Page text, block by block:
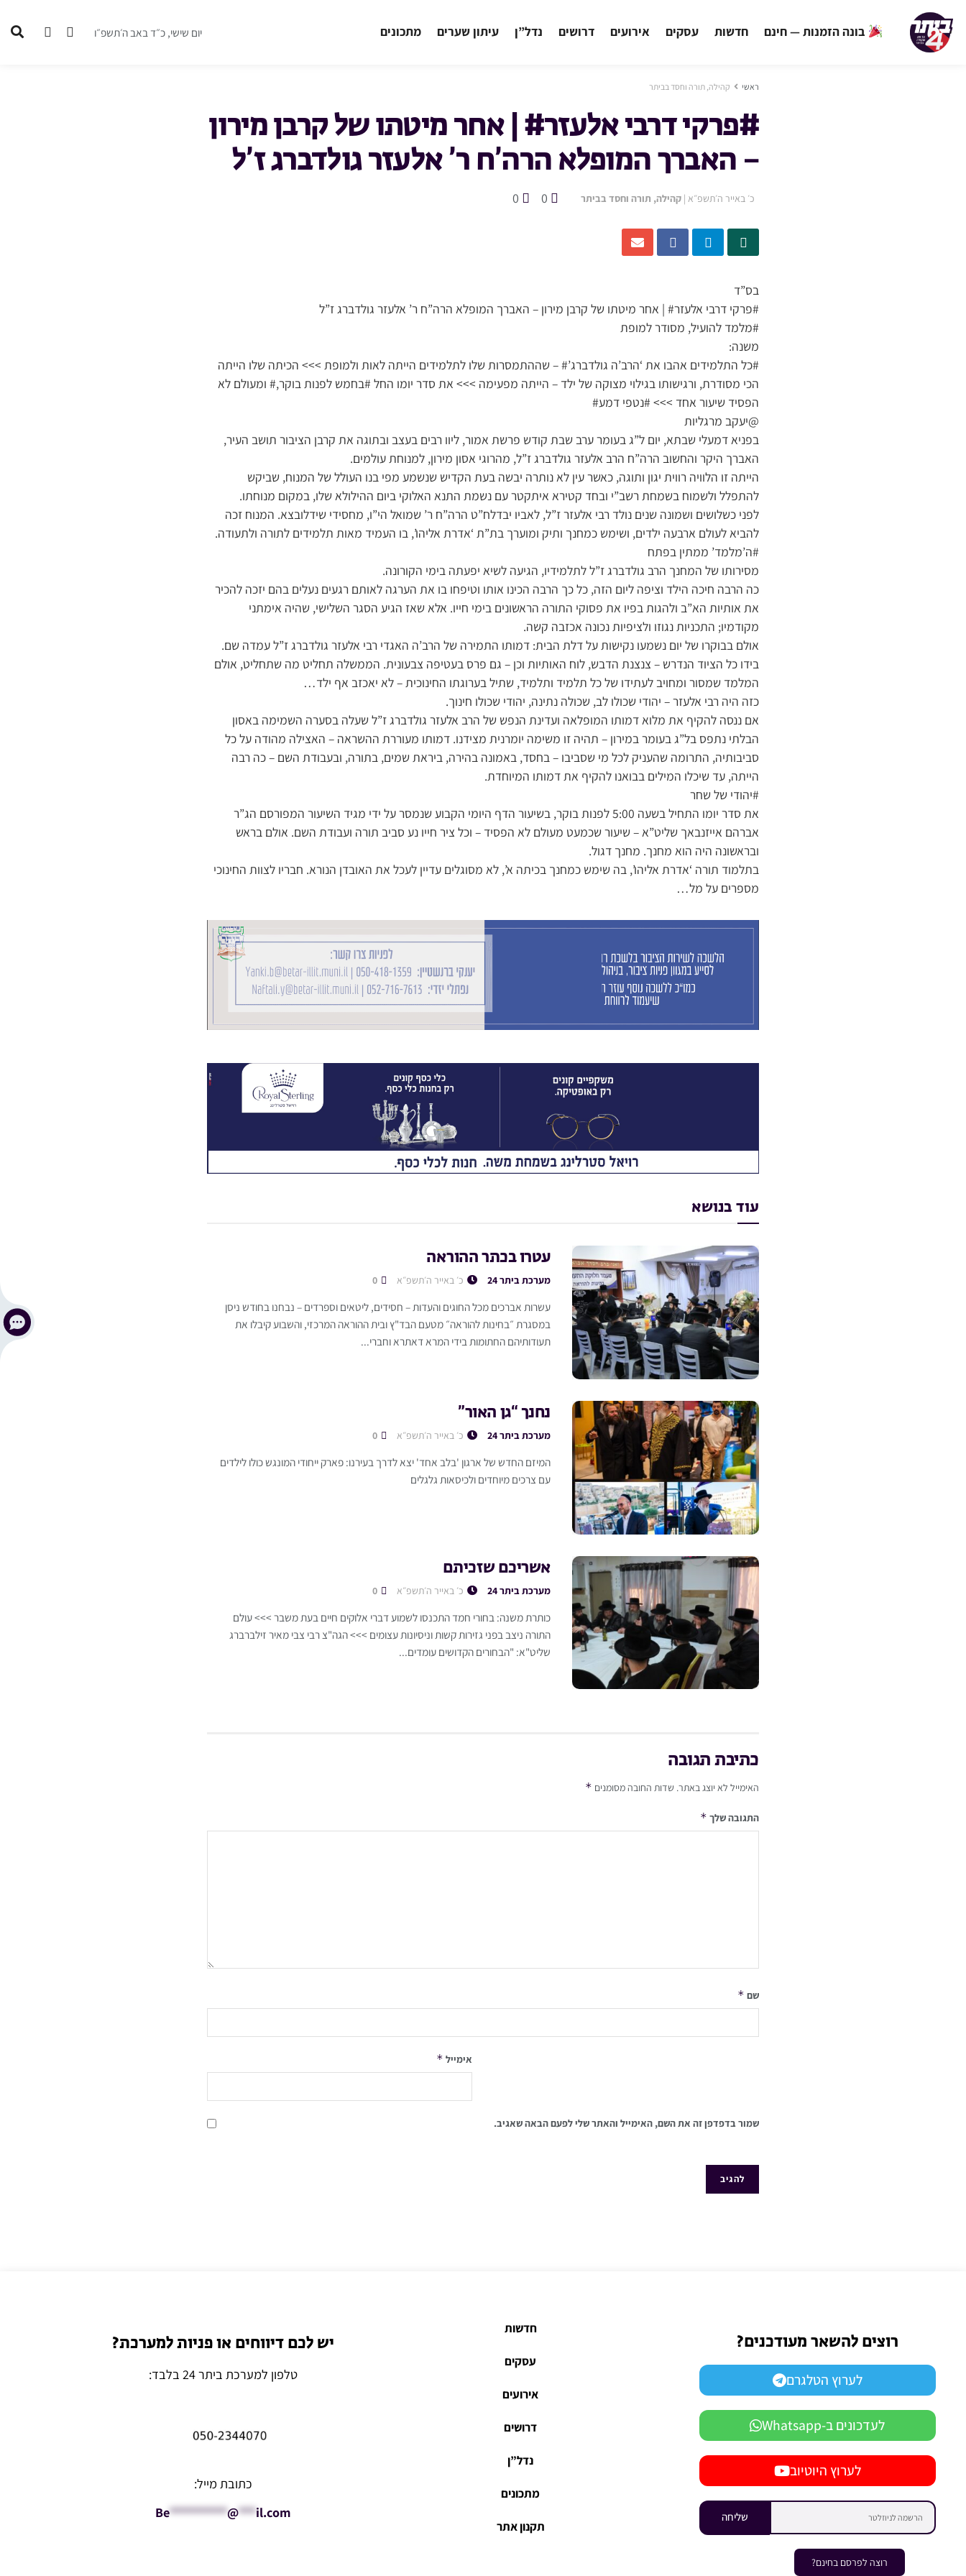
בונה הזמנות — חינם חדשות עסקים אירועים דרושים נדל”ן עיתון שערים מתכונים יום שישי, כ״ד באב ה׳תשפ״ו
ראשי קהילה, תורה וחסד בביתר
#פרקי דרבי אלעזר# | אחר מיטתו של קרבן מירון
– האברך המופלא הרה’ח ר’ אלעזר גולדברג ז’ל
כ׳ באייר ה׳תשפ״א | קהילה, תורה וחסד בביתר 0
0
בס”ד
#פרקי דרבי אלעזר# | אחר מיטתו של קרבן מירון – האברך המופלא הרה”ח ר’ אלעזר גולדברג ז”ל
#מלמד להועיל, מסודר למופת
משנה:
#כל התלמידים אהבו את ‘הרב’ה גולדברג’# – שההתמסרות שלו לתלמידים הייתה לאות ולמופת >>> הכיתה שלו הייתה
הכי מסודרת, ורגישותו בגילוי מצוקה של ילד – הייתה מפעימה >>> את סדר יומו החל #בחמש לפנות בוקר,# ומעולם לא
הפסיד שיעור אחד >>> #נטפי דמע#
@יעקב מרגליות
בפניא דמעלי שבתא, יום ל”ג בעומר ערב שבת קודש פרשת אמור, ליוו רבים בעצב ובתוגה את קרבן הציבור תושב העיר,
האברך היקר והחשוב הרה”ח הרב אלעזר גולדברג ז”ל, מהרוגי אסון מירון, למנוחת עולמים.
הייתה זו הלוויה רווית יגון ותוגה, כאשר עין לא נותרה יבשה בעת הקדיש שנשמע מפי בנו העולל של המנוח, שביקש
להתפלל ולשמוח בשמחת רשב”י ובחד קטירא איתקטר עם נשמת התנא האלוקי ביום ההילולא שלו, במקום מנוחתו.
לפני כשלושים ושמונה שנים נולד רבי אלעזר ז”ל, לאביו יבדלח”ט הרה”ח ר’ שמואל הי”ו, מחסידי שידלובצא. המנוח זכה
להביא לעולם ארבעה ילדים, ושימש כמחנך ותיק ומוערך בת”ת ‘אדרת אליהו’, בו העמיד מאות תלמידים לתורה ולתעודה.
#ה’מלמד’ ממתין בפתח
מסירותו של המחנך הרב גולדברג ז”ל לתלמידיו, הגיעה לשיא יפעתה בימי הקורונה.
כה הרבה חיכה הילד וציפה ליום הזה, כל כך הרבה הכינו אותו וטיפחו בו את הערגה לאותם רגעים נעלים בהם יזכה להכיר
את אותיות הא”ב ולהגות בפיו את פסוקי התורה הראשונים בימי חייו. אלא שאז הגיע הסגר השלישי, שהיה אימתני
מקודמיו; התכניות נגוזו ולציפיות נכונה אכזבה קשה.
אולם בבוקרו של יום נשמעו נקישות על דלת הבית: דמותו התמירה של הרב’ה האגדי רבי אלעזר גולדברג ז”ל עמדה שם.
בידו כל הציוד הנדרש – צנצנת הדבש, לוח האותיות וכן – גם פרס בעטיפה צבעונית. הממשלה תחליט מה שתחליט, אולם
המלמד שמסור ומחויב לעתידו של כל תלמיד ותלמיד, שתיל בערוגתו החינוכית – לא יאכזב אף ילד…
כזה היה רבי אלעזר – יהודי שכולו לב, שכולה נתינה, יהודי שכולו חינוך.
אם ננסה להקיף את מלוא דמותו המופלאה ועדינת הנפש של הרב אלעזר גולדברג ז”ל שעלה בסערה השמימה באסון
הבלתי נתפס בל”ג בעומר במירון – תהיה זו משימה יומרנית מצידנו. דמותו מעוררת ההשראה – האצילה מהודה על כל
סביבותיה, התרומה שהעניק לכל מי שסביבו – בחסד, באמונה בהירה, ביראת שמים, בתורה, ובעבודת השם – כה רבה
הייתה, עד שיכלו המילים בבואנו להקיף את דמותו המיוחדת.
#יהודי של שחר
את סדר יומו התחיל בשעה 5:00 לפנות בוקר, בשיעור הדף היומי הקבוע שנמסר על ידי מגיד השיעור המפורסם הג”ר
אברהם אייזנבאך שליט”א – שיעור שכמעט מעולם לא הפסיד – וכל ציר חייו נע סביב תורה ועבודת השם. אולם בראש
ובראשונה היה הוא מחנך. מחנך דגול.
בתלמוד תורה ‘אדרת אליהו’, בה שימש כמחנך בכיתה א’, לא מסוגלים עדיין לעכל את האובדן הנורא. חבריו לצוות החינוכי
מספרים על מל…
עוד בנושא
עטרו בכתר ההוראה
מערכת ביתר 24 כ׳ באייר ה׳תשפ״א
עשרות אברכים מכל החוגים והעדות – חסידים, ליטאים וספרדים – נבחנו בחודש ניסן
במסגרת ״בחינות להוראה״ מטעם הבד"ץ ובית ההוראה המרכזי, והשבוע קיבלו את
תעודותיהם החתומות בידי המרא דאתרא וחברי...
נחנך “גן האור”
מערכת ביתר 24 כ׳ באייר ה׳תשפ״א
המיזם החדש של ארגון 'בלב אחד' יצא לדרך בעירנו: פארק ייחודי המונגש כולו לילדים
עם צרכים מיוחדים ולכיסאות גלגלים
אשריכם שזכיתם
מערכת ביתר 24 כ׳ באייר ה׳תשפ״א
כותרת משנה: בחורי חמד התכנסו לשמוע דברי אלוקים חיים בעת משבר >>> עולם
התורה ניצב בפני גזירות קשות וניסיונות עצומים >>> הגה"צ רבי צבי מאיר זילברברג
שליט"א: "הבחורים הקדושים עומדים...
כתיבת תגובה
האימייל לא יוצג באתר. שדות החובה מסומנים *
התגובה שלך *
שם *
אימייל *
שמור בדפדפן זה את השם, האימייל והאתר שלי לפעם הבאה שאגיב.
רוצה לפרסם בחינם?
רוצים להשאר מעודכנים?
לערוץ הטלגרם
לעדכונים ב-Whatsapp
לערוץ היוטיוב
שליחה
חדשות
עסקים
אירועים
דרושים
נדל”ן
מתכונים
תקנון אתר
יש לכם דיווחים או פניות למערכת?
טלפון למערכת ביתר 24 בלבד:
כתובת מייל:
Be**********@***il.com